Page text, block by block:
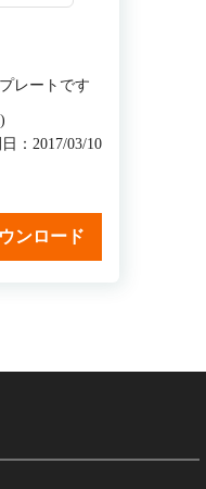
レートです
：2017/03/10
ンロード